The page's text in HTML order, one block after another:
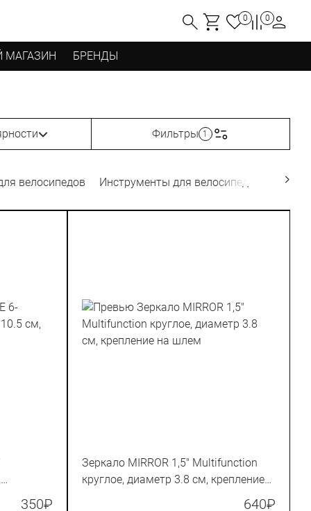
0 0
МАГАЗИН БРЕНДЫ
Фильтры 1
велосипедов Инструменты для велосипедов
350₽
Зеркало MIRROR 1,5" Multifunction
круглое, диаметр 3.8 см, крепление
640₽